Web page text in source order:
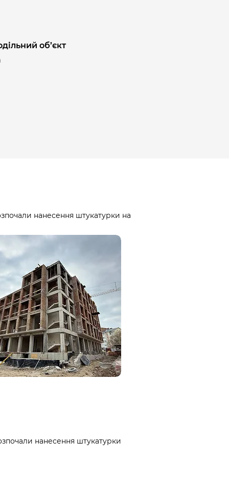
об’єкт
нанесення штукатурки на
нанесення штукатурки